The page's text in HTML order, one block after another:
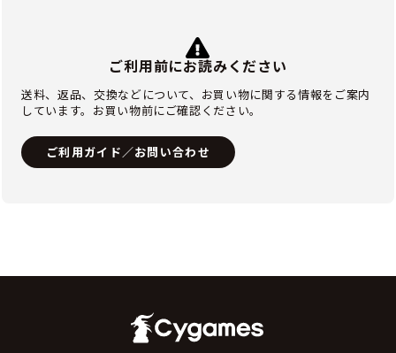
ご利用前にお読みください
送料、返品、交換などについて、お買い物に関する情報をご案内
しています。お買い物前にご確認ください。
ご利用ガイド／お問い合わせ